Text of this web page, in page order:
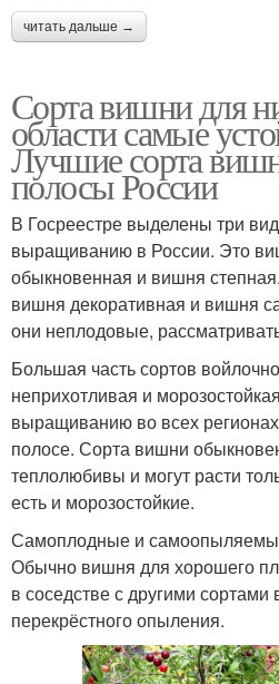
читать дальше →
Сорта вишни для
области самые
Лучшие сорта
полосы России
В Госреестре выделены три
выращиванию в России. Это
обыкновенная и вишня
вишня декоративная и вишня
они неплодовые,
Большая часть сортов
неприхотливая и
выращиванию во всех
полосе. Сорта вишни
теплолюбивы и могут расти
есть и морозостойкие.
Самоплодные и
Обычно вишня для хорошего
в соседстве с другими
перекрёстного опыления.